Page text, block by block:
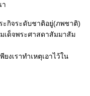
า
ะกิจระดับชาติอยู่(ภพชาติ)
เด็จพระศาสดาสัมมาสัม
งเราทำเหตุเอาไว้ใน